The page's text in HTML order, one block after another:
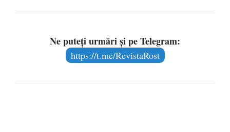
Ne puteți urmări și pe Telegram:
https://t.me/RevistaRost